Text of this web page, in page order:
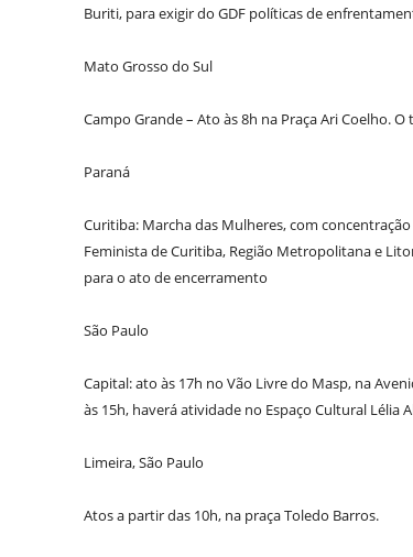
Buriti, para exigir do GDF políticas de
Mato Grosso do Sul
Campo Grande – Ato às 8h na Praça Ari Coelho.
Paraná
Curitiba: Marcha das Mulheres, com
Feminista de Curitiba, Região Metropolitana e
para o ato de encerramento
São Paulo
Capital: ato às 17h no Vão Livre do Masp, na
às 15h, haverá atividade no Espaço Cultural Lélia
Limeira, São Paulo
Atos a partir das 10h, na praça Toledo Barros.